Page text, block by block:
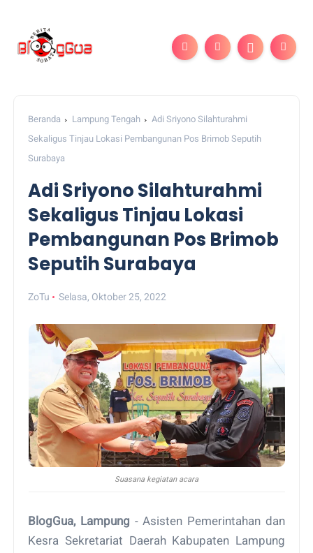
Beranda Lampung Tengah
Adi Sriyono Silahturahmi
Sekaligus Tinjau Lokasi Pembangunan Pos Brimob Seputih
Surabaya
Adi Sriyono Silahturahmi
Sekaligus Tinjau Lokasi
Pembangunan Pos Brimob
Seputih Surabaya
ZoTu Selasa, Oktober 25, 2022
Suasana kegiatan acara
BlogGua, Lampung - Asisten Pemerintahan dan
Kesra Sekretariat Daerah Kabupaten Lampung